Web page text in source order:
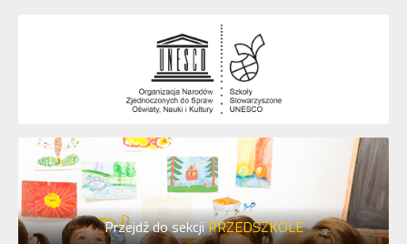
Przejdź do sekcjiPRZEDSZKOLE